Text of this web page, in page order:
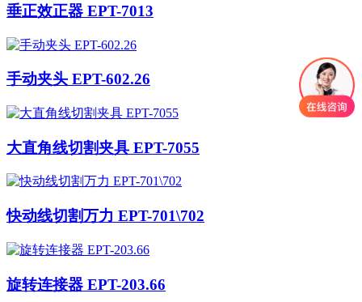
垂正效正器 EPT-7013
手动夹头 EPT-602.26
大直角线切割夹具 EPT-7055
快动线切割万力 EPT-701\702
旋转连接器 EPT-203.66